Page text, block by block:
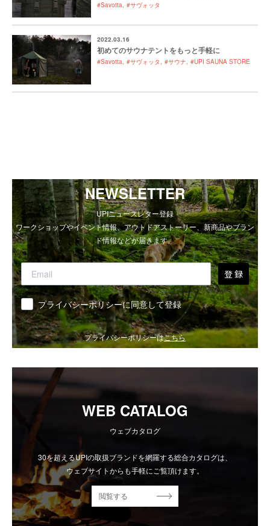
#Savotta #サヴォッタ
2022.03.16
初めてのサウナテントをもっと手軽に
#Savotta #サヴォッタ #サウナ #UPI SAUNA STORE
NEWSLETTER
UPIニュースレター登録
ワークショップやイベント情報、アウトドアストーリー、新商品やブラン
ド情報などが届きます。
登 録
同意 プライバシーポリシーに同意して登録
プライバシーポリシーはこちら
WEB CATALOG
ウェブカタログ
30を超えるUPIの取扱ブランドを網羅する総合カタログは、
ウェブサイトからも手軽にご覧頂けます。
閲覧する